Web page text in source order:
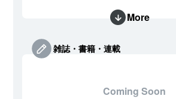
More
雑誌・書籍・連載
Coming Soon